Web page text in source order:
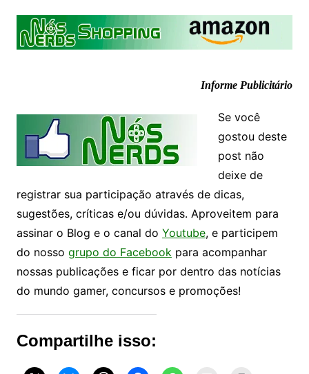
Informe Publicitário
Se você
gostou deste
post não
deixe de
registrar sua participação através de dicas,
sugestões, críticas e/ou dúvidas. Aproveitem para
assinar o Blog e o canal do Youtube, e participem
do nosso grupo do Facebook para acompanhar
nossas publicações e ficar por dentro das notícias
do mundo gamer, concursos e promoções!
Compartilhe isso: